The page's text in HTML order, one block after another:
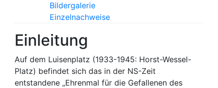
Bildergalerie
Einzelnachweise
Einleitung
Auf dem Luisenplatz (1933-1945: Horst-Wessel-
Platz) befindet sich das in der NS-Zeit
entstandene „Ehrenmal für die Gefallenen des